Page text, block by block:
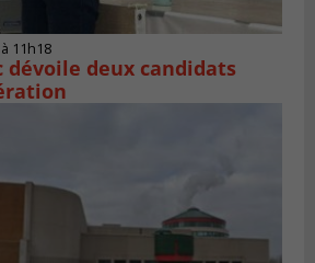
11h18
dévoile deux candidats